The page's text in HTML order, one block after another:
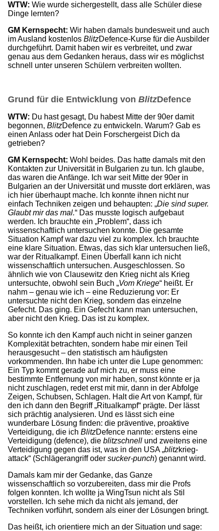
WTW: Wie wurde sichergestellt, dass alle Schüler diese
Dinge lernten?
GM Kernspecht: Wir haben damals bundesweit und auch
im Ausland kostenlos BlitzDefence-Kurse für die Ausbilder
durchgeführt. Damit haben wir es verbreitet, und zwar
genau aus dem Gedanken heraus, dass wir es möglichst
schnell unter unseren Schülern verbreiten wollten.
Grund für die Entwicklung von BlitzDefence
WTW: Du hast gesagt, Du habest Mitte der 90er damit
begonnen, BlitzDefence zu entwickeln. Warum? Gab es
einen Anlass oder hat Dein Forschergeist Dich da
getrieben?
GM Kernspecht: Wohl beides. Das hatte damals mit den
Kontakten zur Universität in Bulgarien zu tun. Ich glaube,
das waren die Anfänge. Ich war seit Mitte der 90er in
Bulgarien an der Universität und musste dort erklären, was
ich hier überhaupt mache. Ich konnte ihnen nicht nur
einfach Techniken zeigen und behaupten: „Die sind super.
Glaubt mir das mal.“ Das musste logisch aufgebaut
werden. Ich brauchte ein „Problem“, dass ich
wissenschaftlich untersuchen konnte. Die gesamte
Situation Kampf war dazu viel zu komplex. Ich brauchte
eine klare Situation. Etwas, das sich klar untersuchen ließ,
war der Ritualkampf. Einen Überfall kann ich nicht
wissenschaftlich untersuchen. Ausgeschlossen. So
ähnlich wie von Clausewitz den Krieg nicht als Krieg
untersuchte, obwohl sein Buch „Vom Kriege“ heißt. Er
nahm – genau wie ich – eine Reduzierung vor: Er
untersuchte nicht den Krieg, sondern das einzelne
Gefecht. Das ging. Ein Gefecht kann man untersuchen,
aber nicht den Krieg. Das ist zu komplex.
So konnte ich den Kampf auch nicht in seiner ganzen
Komplexität betrachten, sondern habe mir einen Teil
herausgesucht – den statistisch am häufigsten
vorkommenden. Ihn habe ich unter die Lupe genommen:
Ein Typ kommt gerade auf mich zu, er muss eine
bestimmte Entfernung von mir haben, sonst könnte er ja
nicht zuschlagen, redet erst mit mir, dann in der Abfolge
Zeigen, Schubsen, Schlagen. Halt die Art von Kampf, für
den ich dann den Begriff „Ritualkampf“ prägte. Der lässt
sich prächtig analysieren. Und es lässt sich eine
wunderbare Lösung finden: die präventive, proaktive
Verteidigung, die ich BlitzDefence nannte: erstens eine
Verteidigung (defence), die blitzschnell und zweitens eine
Verteidigung gegen das ist, was in den USA „blitzkrieg-
attack“ (Schlägerangriff oder sucker-punch) genannt wird.
Damals kam mir der Gedanke, das Ganze
wissenschaftlich so vorzubereiten, dass mir die Profs
folgen konnten. Ich wollte ja WingTsun nicht als Stil
vorstellen. Ich sehe mich da nicht als jemand, der
Techniken vorführt, sondern als einer der Lösungen bringt.
Das heißt, ich orientiere mich an der Situation und sage: